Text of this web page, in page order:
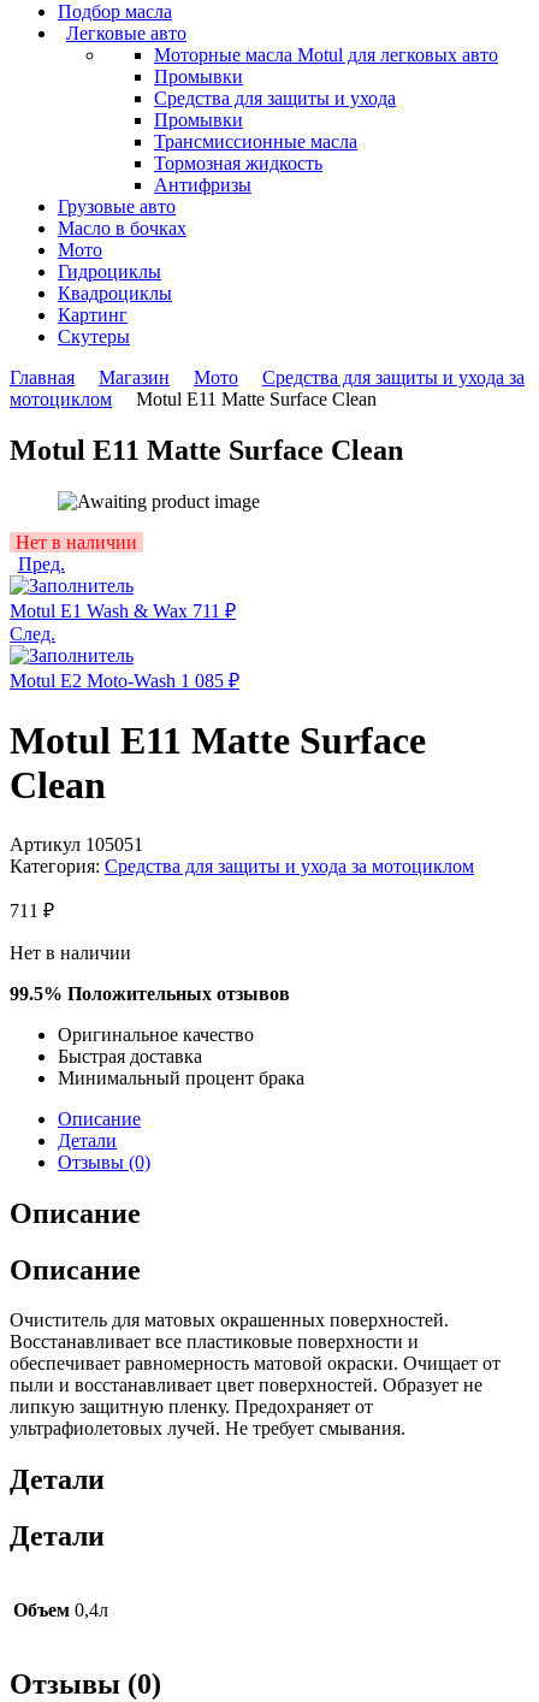
Подбор масла
Легковые авто
Моторные масла Motul для легковых авто
Промывки
Средства для защиты и ухода
Промывки
Трансмиссионные масла
Тормозная жидкость
Антифризы
Грузовые авто
Масло в бочках
Мото
Гидроциклы
Квадроциклы
Картинг
Скутеры
Главная
Магазин Мото
Средства для защиты и ухода за
мотоциклом
Motul E11 Matte Surface Clean
Motul E11 Matte Surface Clean
Availability:
Нет в наличии
Пред.
Motul E1 Wash & Wax 711 ₽
След.
Motul E2 Moto-Wash 1 085 ₽
Motul E11 Matte Surface
Clean
Артикул 105051
Категория: Средства для защиты и ухода за мотоциклом
711 ₽
Нет в наличии
99.5% Положительных отзывов​​
Оригинальное качество​
Быстрая доставка
Минимальный процент брака
Описание
Детали
Отзывы (0)
Описание
Описание
Очиститель для матовых окрашенных поверхностей.
Восстанавливает все пластиковые поверхности и
обеспечивает равномерность матовой окраски. Очищает от
пыли и восстанавливает цвет поверхностей. Образует не
липкую защитную пленку. Предохраняет от
ультрафиолетовых лучей. Не требует смывания.
Детали
Детали
Объем 0,4л
Отзывы (0)